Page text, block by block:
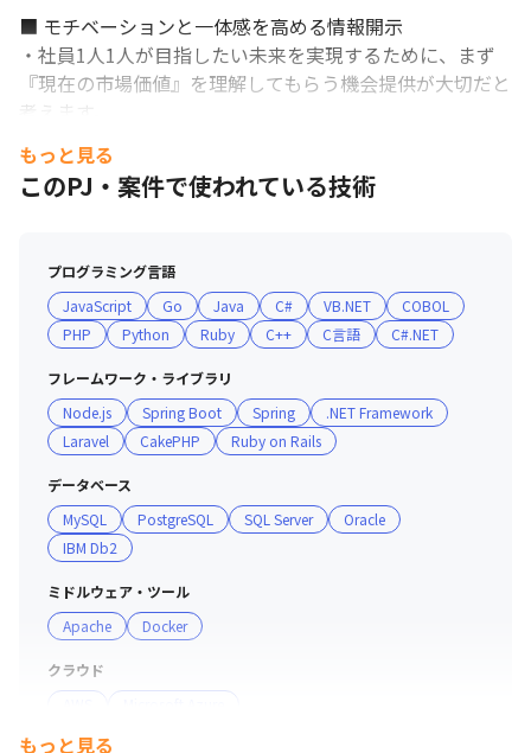
■ モチベーションと一体感を高める情報開示
・社員1人1人が目指したい未来を実現するために、まず
『現在の市場価値』を理解してもらう機会提供が大切だと
考えます。
・そのために案件単価、顧客評価など会社が持っている情
報は幅広く開示します。更に、社会情勢や技術動向を踏ま
えた会社の考えを共有することで、社員一人一人の選択が
■ 社内の雰囲気／現場体制
・オンライン上でのコミュニケーションが活発です！業務
上の重要な話題は「相手への思いやりと、スピーディーな
行動」に、カジュアルな話題は「誰でも気軽に」を意識し
ています。
・社員が主体となって、月１回の懇親会や技術勉強会など
を開催しております。それぞれの業務に集中しながらも、
社内では自発的なコミュニケーションの場が沢山ありま
す。
・社員が異なる環境で活躍しているので、それぞれの経験
をシェアする場があります。
・多くの社員が異なるクライアント先で作業を行っていま
す。そのため、適時、リファルケ社員同士が対面で会うこ
できます。また、異なる環境や課題を共有する場を設ける
のある関係性をを構築します。
もっと見る
このPJ・案件で使われている技術
プログラミング言語
JavaScript
Go Java C# VB.NET
COBOL
PHP
Python Ruby C++ C言語 C#.NET
フレームワーク・ライブラリ
Node.js
Spring Boot Spring
.NET Framework
Laravel
CakePHP Ruby on Rails
データベース
MySQL
PostgreSQL SQL Server
Oracle
IBM Db2
ミドルウェア・ツール
Apache
Docker
クラウド
サーバー・OS
もっと見る